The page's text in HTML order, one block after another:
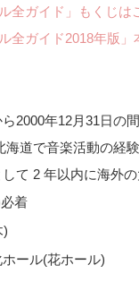
全ガイド」もくじは
全ガイド2018年版
2000年12月31日の
海道で音楽活動の経
て 2 年以内に海外
着
)
ール(花ホール)